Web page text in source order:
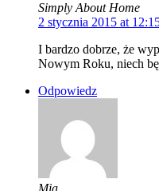
Simply About Home
2 stycznia 2015 at
I bardzo dobrze, że
Nowym Roku, niech
Odpowiedz
Mia